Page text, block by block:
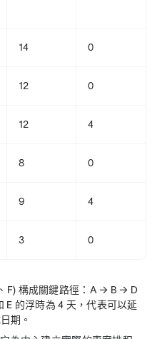
14 0
12 0
12 4
8 0
9 4
3 0
F) 構成關鍵路徑：A → B → D
E 的浮時為 4 天，代表可以延
期。